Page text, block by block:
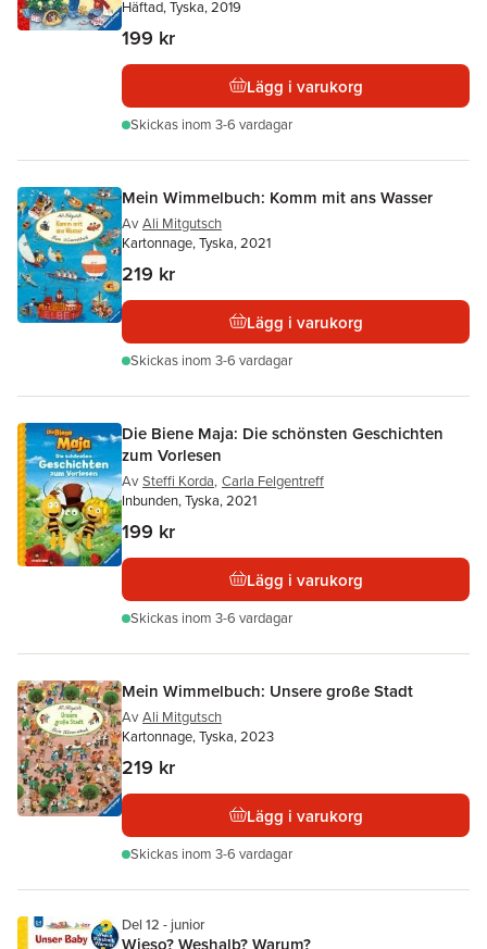
Häftad, Tyska, 2019
199 kr
Lägg i varukorg
Skickas inom 3-6 vardagar
Mein Wimmelbuch: Komm mit ans Wasser
Av Ali Mitgutsch
Kartonnage, Tyska, 2021
219 kr
Lägg i varukorg
Skickas inom 3-6 vardagar
Die Biene Maja: Die schönsten Geschichten
zum Vorlesen
Av Steffi Korda, Carla Felgentreff
Inbunden, Tyska, 2021
199 kr
Lägg i varukorg
Skickas inom 3-6 vardagar
Mein Wimmelbuch: Unsere große Stadt
Av Ali Mitgutsch
Kartonnage, Tyska, 2023
219 kr
Lägg i varukorg
Skickas inom 3-6 vardagar
Del 12 - junior
Wieso? Weshalb? Warum?